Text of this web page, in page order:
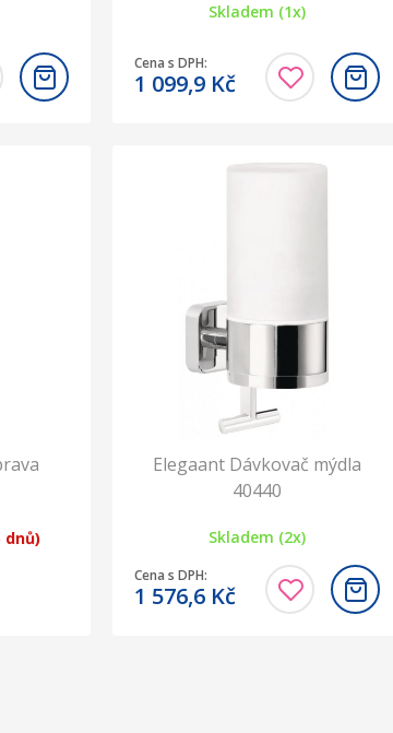
Skladem (1x)
Cena s DPH:
1 099,9 Kč
dnů)
Elegaant Dávkovač mýdla
40440
Skladem (2x)
Cena s DPH:
1 576,6 Kč